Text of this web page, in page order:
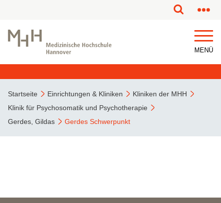
MENÜ
Startseite Einrichtungen & Kliniken
Kliniken der MHH
Klinik für Psychosomatik und Psychotherapie
Gerdes, Gildas
Gerdes Schwerpunkt